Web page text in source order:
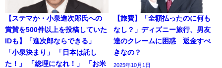
【ステマか・小泉進次郎氏への
賞賛を500件以上を投稿していた
IDも】「進次郎ならできる」
「小泉決まり」 「日本は託し
た！」 「総理になれ！」 「お米
【旅費】「全額払ったのに何も
なし？」ディズニー旅行、男友
達のクレームに困惑 返金すべ
きなの？
2025年10月1日